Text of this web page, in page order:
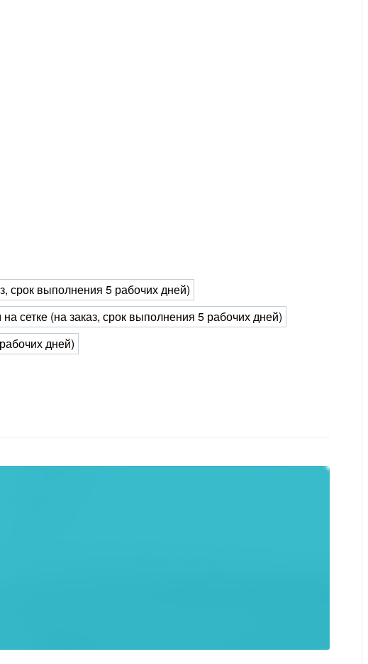
срок выполнения 5 рабочих дней)
сетке (на заказ, срок выполнения 5 рабочих дней)
дней)